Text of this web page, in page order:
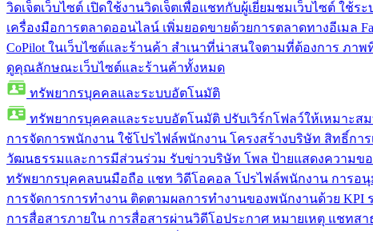
วิดเจ็ตเว็บไซต์ เปิดใช้งานวิดเจ็ตเพื่อแชทกับผู้เยี่ยมชมเว็บไซต์ ใช้
เครื่องมือการตลาดออนไลน์ เพิ่มยอดขายด้วยการตลาดทางอีเมล
CoPilot ในเว็บไซต์และร้านค้า สำเนาที่น่าสนใจตามที่ต้องการ ภาพ
ดูคุณลักษณะเว็บไซต์และร้านค้าทั้งหมด
ทรัพยากรบุคคลและระบบอัตโนมัติ
ทรัพยากรบุคคลและระบบอัตโนมัติ ปรับเวิร์กโฟลว์ให้เหมาะ
การจัดการพนักงาน ใช้โปรไฟล์พนักงาน โครงสร้างบริษัท สิทธิ์การ
วัฒนธรรมและการมีส่วนร่วม รับข่าวบริษัท โพล ป้ายแสดงความ
ทรัพยากรบุคคลบนมือถือ แชท วิดีโอคอล โปรไฟล์พนักงาน การอนุ
การจัดการการทำงาน ติดตามผลการทำงานของพนักงานด้วย KPI
การสื่อสารภายใน การสื่อสารผ่านวิดีโอประกาศ หมายเหตุ แชทส